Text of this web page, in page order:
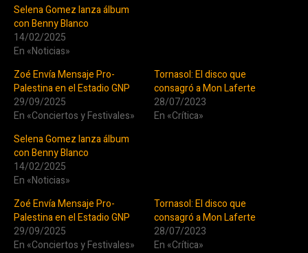
Selena Gomez lanza álbum
con Benny Blanco
14/02/2025
En «Noticias»
Zoé Envía Mensaje Pro-
Palestina en el Estadio GNP
29/09/2025
En «Conciertos y Festivales»
Tornasol: El disco que
consagró a Mon Laferte
28/07/2023
En «Crítica»
Selena Gomez lanza álbum
con Benny Blanco
14/02/2025
En «Noticias»
Zoé Envía Mensaje Pro-
Palestina en el Estadio GNP
29/09/2025
En «Conciertos y Festivales»
Tornasol: El disco que
consagró a Mon Laferte
28/07/2023
En «Crítica»